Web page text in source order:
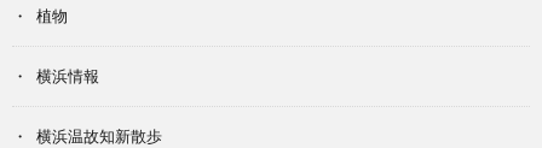
植物
横浜情報
横浜温故知新散歩